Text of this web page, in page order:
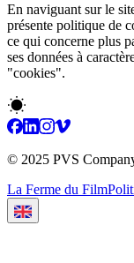
En naviguant sur le
présente politique de
ce qui concerne plus
ses données à
"cookies".
© 2025 PVS
La Ferme du Film